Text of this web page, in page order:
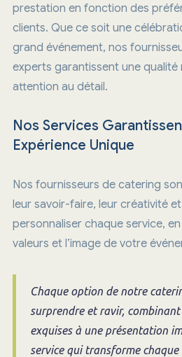
prestation en fonction des
clients. Que ce soit une
grand événement, nos
experts garantissent une qualité
attention au détail.
Nos Services
Expérience Unique
Nos fournisseurs de catering
leur savoir-faire, leur créativité
personnaliser chaque service, en
valeurs et l’image de votre
Chaque option de notre
surprendre et ravir, combinant
exquises à une présentation
service qui transforme